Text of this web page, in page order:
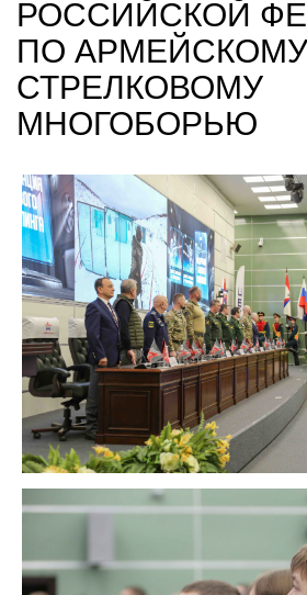
РОССИЙСКОЙ
ПО АРМЕЙСКОМУ
СТРЕЛКОВОМУ
МНОГОБОРЬЮ